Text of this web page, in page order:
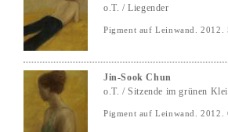
o.T. / Liegender
Pigment auf Leinwand. 2012.
Jin-Sook Chun
o.T. / Sitzende im grünen
Pigment auf Leinwand. 2012.